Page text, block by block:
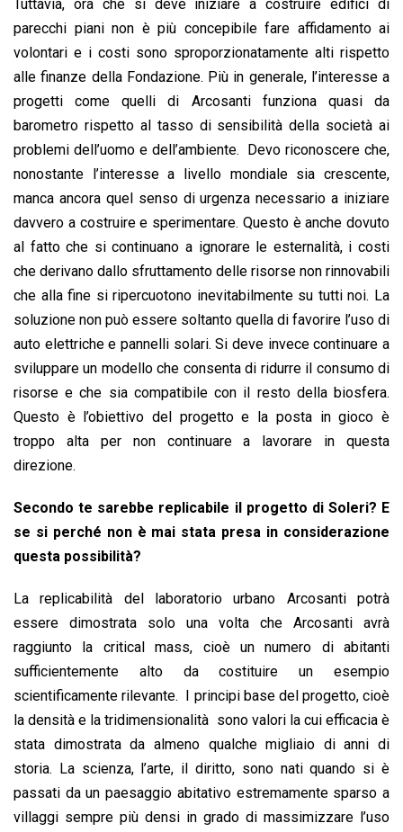
Tuttavia, ora che si deve iniziare a costruire edifici di
parecchi piani non è più concepibile fare affidamento ai
volontari e i costi sono sproporzionatamente alti rispetto
alle finanze della Fondazione. Più in generale, l’interesse a
progetti come quelli di Arcosanti funziona quasi da
barometro rispetto al tasso di sensibilità della società ai
problemi dell’uomo e dell’ambiente. Devo riconoscere che,
nonostante l’interesse a livello mondiale sia crescente,
manca ancora quel senso di urgenza necessario a iniziare
davvero a costruire e sperimentare. Questo è anche dovuto
al fatto che si continuano a ignorare le esternalità, i costi
che derivano dallo sfruttamento delle risorse non rinnovabili
che alla fine si ripercuotono inevitabilmente su tutti noi. La
soluzione non può essere soltanto quella di favorire l’uso di
auto elettriche e pannelli solari. Si deve invece continuare a
sviluppare un modello che consenta di ridurre il consumo di
risorse e che sia compatibile con il resto della biosfera.
Questo è l’obiettivo del progetto e la posta in gioco è
troppo alta per non continuare a lavorare in questa
direzione.
Secondo te sarebbe replicabile il progetto di Soleri? E
se si perché non è mai stata presa in considerazione
questa possibilità?
La replicabilità del laboratorio urbano Arcosanti potrà
essere dimostrata solo una volta che Arcosanti avrà
raggiunto la critical mass, cioè un numero di abitanti
sufficientemente alto da costituire un esempio
scientificamente rilevante. I principi base del progetto, cioè
la densità e la tridimensionalità sono valori la cui efficacia è
stata dimostrata da almeno qualche migliaio di anni di
storia. La scienza, l’arte, il diritto, sono nati quando si è
passati da un paesaggio abitativo estremamente sparso a
villaggi sempre più densi in grado di massimizzare l’uso